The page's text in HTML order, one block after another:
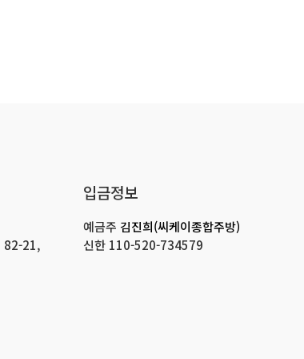
82-21,
입금정보
예금주 김진희(씨케이종합주방)
신한110-520-734579